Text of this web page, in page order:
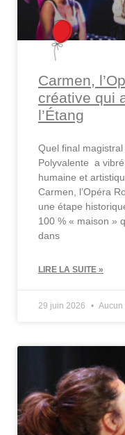
Carmen,
créative qui
l’Étang
Quel final
Polyvalente a
humaine et
Carmen, l’Opéra
une étape
100 % « maison »
dans
LIRE LA SUITE »
29 juin 2026 Aucun